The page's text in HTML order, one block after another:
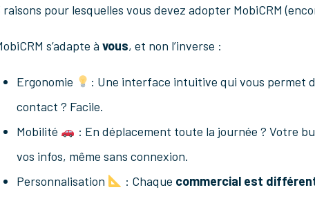
raisons pour lesquelles vous devez adopter MobiCRM
s’adapte à vous, et non l’inverse :
Ergonomie
: Une interface intuitive qui vous permet
contact ? Facile.
Mobilité
: En déplacement toute la journée ? Votre
vos infos, même sans connexion.
Personnalisation
: Chaque commercial est